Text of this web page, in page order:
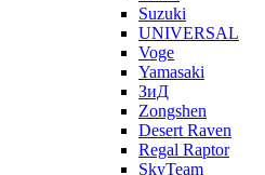
Suzuki
UNIVERSAL
Voge
Yamasaki
ЗиД
Zongshen
Desert Raven
Regal Raptor
SkyTeam